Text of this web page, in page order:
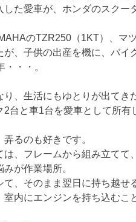
た愛車が、ホンダのスクー
のTZR250（1KT）、マ
が、子供の出産を機に、バイ
・・。
り、生活にもゆとりが出てき
台と車1台を愛車として所有
るのも好きです。
は、フレームから組み立てて
が作業場所。
て、そのまま翌日に持ち越せ
室内にエンジンを持ち込むこ